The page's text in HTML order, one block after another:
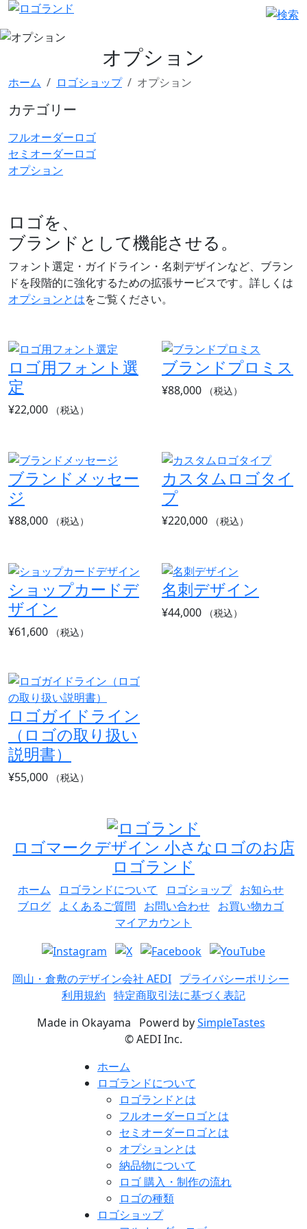
オプション
ホーム ロゴショップ オプション
カテゴリー
フルオーダーロゴ
セミオーダーロゴ
オプション
ロゴを、
ブランドとして機能させる。
フォント選定・ガイドライン・名刺デザインなど、ブラン
ドを段階的に強化するための拡張サービスです。詳しくは
オプションとはをご覧ください。
ロゴ用フォント選
定
¥22,000 （税込）
ブランドプロミス
¥88,000 （税込）
ブランドメッセー
ジ
¥88,000 （税込）
カスタムロゴタイ
プ
¥220,000 （税込）
ショップカードデ
ザイン
¥61,600 （税込）
名刺デザイン
¥44,000 （税込）
ロゴガイドライン
（ロゴの取り扱い
説明書）
¥55,000 （税込）
ロゴマークデザイン 小さなロゴのお店
ロゴランド
ホーム ロゴランドについて ロゴショップ お知らせ
ブログ
よくあるご質問 お問い合わせ お買い物カゴ
マイアカウント
岡山・倉敷のデザイン会社 AEDI プライバシーポリシー
利用規約 特定商取引法に基づく表記
Made in Okayama
Powerd bySimpleTastes
©AEDI Inc.
ホーム
ロゴランドについて
ロゴランドとは
フルオーダーロゴとは
セミオーダーロゴとは
オプションとは
納品物について
ロゴ 購入・制作の流れ
ロゴの種類
ロゴショップ